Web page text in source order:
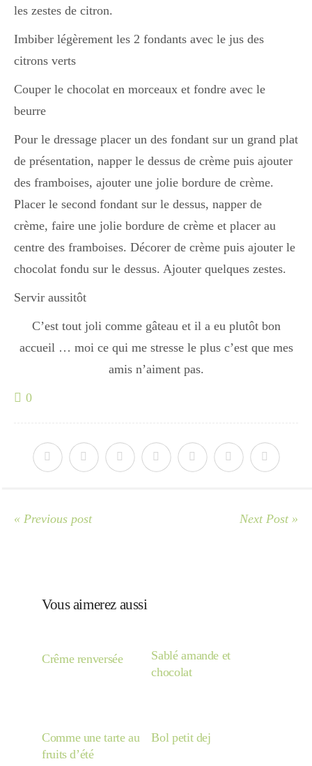
les zestes de citron.
Imbiber légèrement les 2 fondants avec le jus des
citrons verts
Couper le chocolat en morceaux et fondre avec le
beurre
Pour le dressage placer un des fondant sur un grand plat
de présentation, napper le dessus de crème puis ajouter
des framboises, ajouter une jolie bordure de crème.
Placer le second fondant sur le dessus, napper de
crème, faire une jolie bordure de crème et placer au
centre des framboises. Décorer de crème puis ajouter le
chocolat fondu sur le dessus. Ajouter quelques zestes.
Servir aussitôt
C’est tout joli comme gâteau et il a eu plutôt bon
accueil … moi ce qui me stresse le plus c’est que mes
amis n’aiment pas.
0
« Previous post Next Post »
Vous aimerez aussi
Crême renversée
Sablé amande et
chocolat
Comme une tarte au
fruits d’été
Bol petit dej